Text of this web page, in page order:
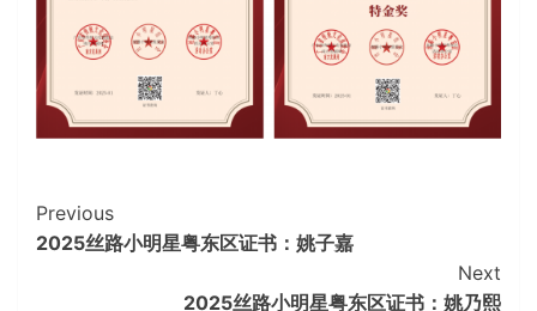
Continue
Reading
Previous
2025丝路小明星粤东区证书：姚子嘉
Next
2025丝路小明星粤东区证书：姚乃熙